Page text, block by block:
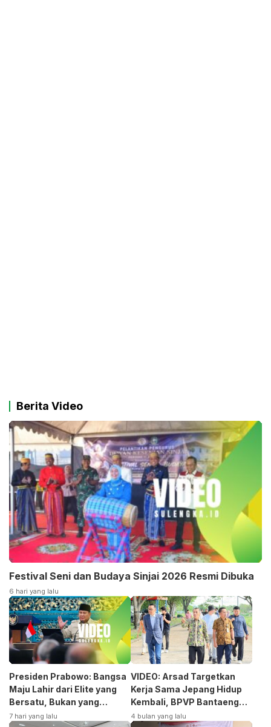
Berita Video
Festival Seni dan Budaya Sinjai 2026 Resmi Dibuka
6 hari yang lalu
Presiden Prabowo: Bangsa
Maju Lahir dari Elite yang
Bersatu, Bukan yang
Terpecah
7 hari yang lalu
VIDEO: Arsad Targetkan
Kerja Sama Jepang Hidup
Kembali, BPVP Bantaeng
Siap Bangkitkan Jurusan
4 bulan yang lalu